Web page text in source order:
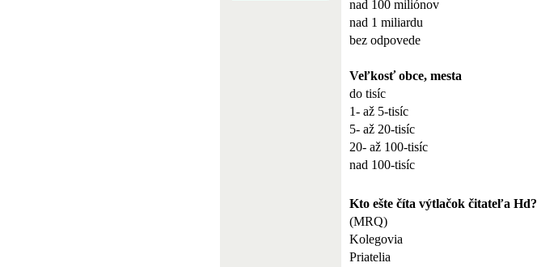
nad 100 miliónov
nad 1 miliardu
bez odpovede
Veľkosť obce, mesta
do tisíc
1- až 5-tisíc
5- až 20-tisíc
20- až 100-tisíc
nad 100-tisíc
Kto ešte číta výtlačok čitateľa Hd?
(MRQ)
Kolegovia
Priatelia